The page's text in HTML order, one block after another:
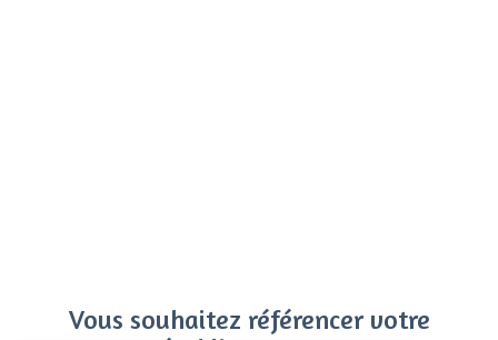
Vous souhaitez référencer votre